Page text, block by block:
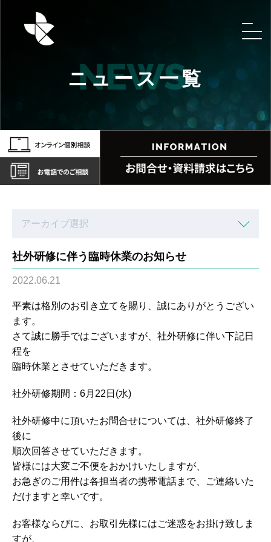
ニュース一覧
社外研修に伴う臨時休業のお知らせ
2022.06.21
平素は格別のお引き立てを賜り、誠にありがとうござい
ます。
さて誠に勝手ではございますが、社外研修に伴い下記日
程を
臨時休業とさせていただきます。
社外研修期間：6月22日(水)
社外研修中に頂いたお問合せについては、社外研修終了
後に
順次回答させていただきます。
皆様には大変ご不便をおかけいたしますが、
お急ぎのご用件は各担当者の携帯電話まで、ご連絡いた
だけますと幸いです。
お客様ならびに、お取引先様にはご迷惑をお掛け致しま
すが、